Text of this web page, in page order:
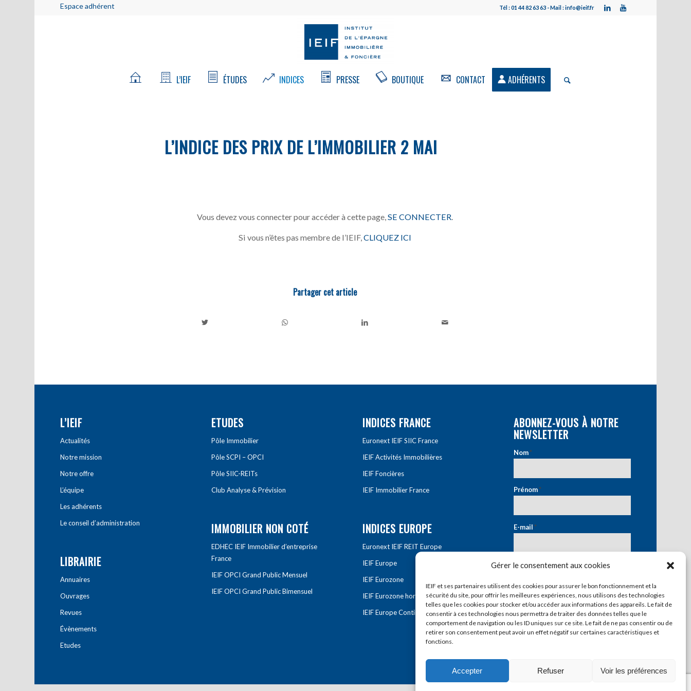
Gérer le consentement aux cookies
IEIF et ses partenaires utilisent des cookies pour assurer le bon fonctionnement et la
sécurité du site, pour offrir les meilleures expériences, nous utilisons des technologies
telles que les cookies pour stocker et/ou accéder aux informations des appareils. Le fait de
consentir à ces technologies nous permettra de traiter des données telles que le
comportement de navigation ou les ID uniques sur ce site. Le fait de ne pas consentir ou de
retirer son consentement peut avoir un effet négatif sur certaines caractéristiques et
fonctions.
Accepter Refuser Voir les préférences
Espace adhérent Tél : 01 44 82 63 63 - Mail : info@ieif.fr
L’IEIF ÉTUDES INDICES PRESSE BOUTIQUE CONTACT ADHÉRENTS
L’INDICE DES PRIX DE L’IMMOBILIER 2 MAI
Vous devez vous connecter pour accéder à cette page, SE CONNECTER
Si vous n’êtes pas membre de l’IEIF,CLIQUEZ ICI
Partager cet article
L’IEIF
Actualités
Notre mission
Notre offre
L’équipe
Les adhérents
Le conseil d’administration
LIBRAIRIE
Annuaires
Ouvrages
Revues
Évènements
Etudes
ETUDES
Pôle Immobilier
Pôle SCPI – OPCI
Pôle SIIC-REITs
Club Analyse & Prévision
IMMOBILIER NON COTÉ
EDHEC IEIF Immobilier d’entreprise
France
IEIF OPCI Grand Public Mensuel
IEIF OPCI Grand Public Bimensuel
INDICES FRANCE
Euronext IEIF SIIC France
IEIF Activités Immobilières
IEIF Foncières
IEIF Immobilier France
INDICES EUROPE
Euronext IEIF REIT Europe
IEIF Europe
IEIF Eurozone
IEIF Eurozone hors France
IEIF Europe Continentale
ABONNEZ-VOUS À NOTRE
NEWSLETTER
Nom*
Prénom*
E-mail*